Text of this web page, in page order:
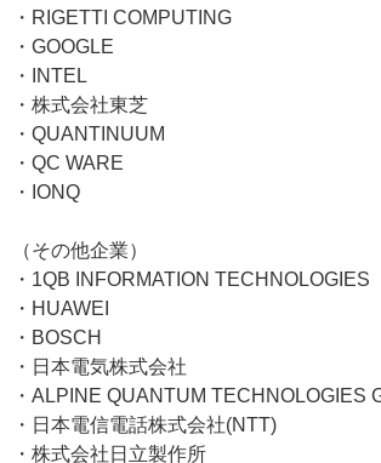
・RIGETTI COMPUTING
・GOOGLE
・INTEL
・株式会社東芝
・QUANTINUUM
・QC WARE
・IONQ
（その他企業）
・1QB INFORMATION TECHNOLOGIES
・HUAWEI
・BOSCH
・日本電気株式会社
・ALPINE QUANTUM TECHNOLOGIES
・日本電信電話株式会社(NTT)
・株式会社日立製作所